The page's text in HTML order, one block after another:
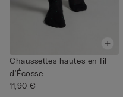
Chaussettes hautes en fil
d'Écosse
11,90 €